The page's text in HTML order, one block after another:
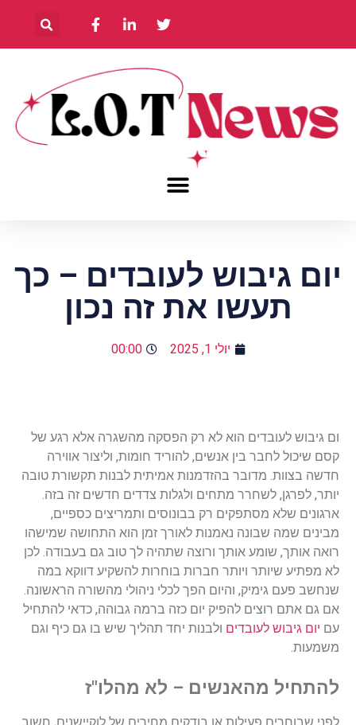
יום גיבוש לעובדים – כך
תעשו את זה נכון
יולי 1, 2025 00:00
ום גיבוש לעובדים הוא לא רק הפסקה מהשגרה אלא רגע של
קסם שיכול לחבר בין אנשים, להוריד חומות, וליצור אווירה
חדשה בצוות מדובר בהזדמנות אמיתית לבנות תקשורת טובה
יותר, לפרגן, לשחרר מתחים ולגלות צדדים חדשים זה בזה
ארגונים שלא מסתפקים רק בבונוסים ותמריצים כספיים,
מבינים שמה שבונה נאמנות לאורך זמן הוא התחושה שמישהו
רואה אותך, שומע אותך ורוצה שתהיה לך טוב גם בעבודה לכן
לא מפתיע שיותר ויותר חברות בוחרות להשקיע דווקא במה
שנחשב פעם גימיק, והיום הפך לכלי ניהולי מהשורה הראשונה
אם גם אתם רוצים להפיק יום כזה ברמה גבוהה, כדאי להתחיל
עם יום גיבוש לעובדים ולבנות יחד תהליך שיש בו גם כיף וגם
משמעות
להתחיל מהאנשים – לא מהלו"ז
לפני שבוחרים פעילות או בודקים מחירים של לוקיישנים, חשוב